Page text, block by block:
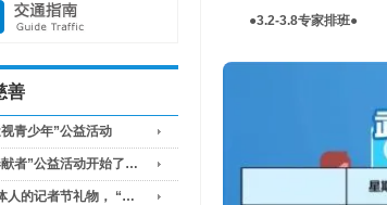
善
青少年”公益活动
献者”公益活动开始了…
人的记者节礼物， “…
●3.2-3.8专家排班●